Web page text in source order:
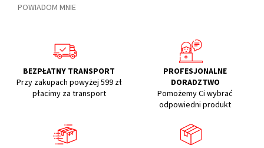
POWIADOM MNIE
BEZPŁATNY TRANSPORT
Przy zakupach powyżej 599 zł
płacimy za transport
PROFESJONALNE
DORADZTWO
Pomożemy Ci wybrać
odpowiedni produkt